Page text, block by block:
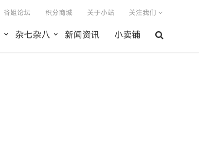
杂七杂八 新闻资讯 小卖铺
谷姐论坛 积分商城 关于小站 关注我们